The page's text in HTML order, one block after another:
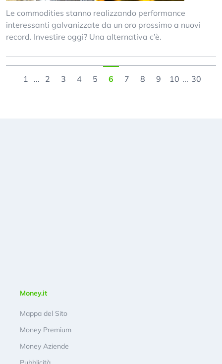
Le commodities stanno realizzando performance
interessanti galvanizzate da un oro prossimo a nuovi
record. Investire oggi? Una alternativa c’è.
1 ... 2 3 4 5 6 7 8 9 10 ... 30
Money.it
Mappa del Sito
Money Premium
Money Aziende